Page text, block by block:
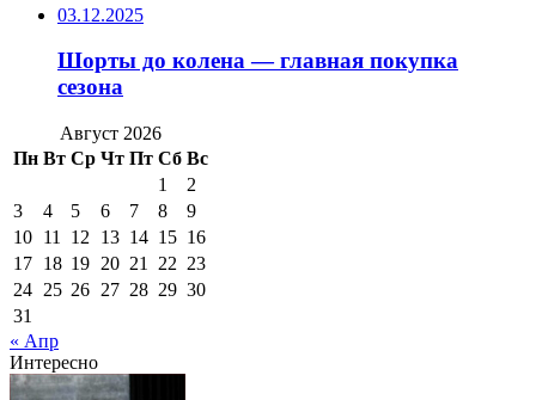
03.12.2025
Шорты до колена — главная покупка
сезона
Август 2026
Пн Вт Ср Чт Пт Сб Вс
1
2
3
4 5 6 7 8
9
10 11 12 13 14 15 16
17 18 19 20 21 22 23
24 25 26 27 28 29 30
31
« Апр
Интересно